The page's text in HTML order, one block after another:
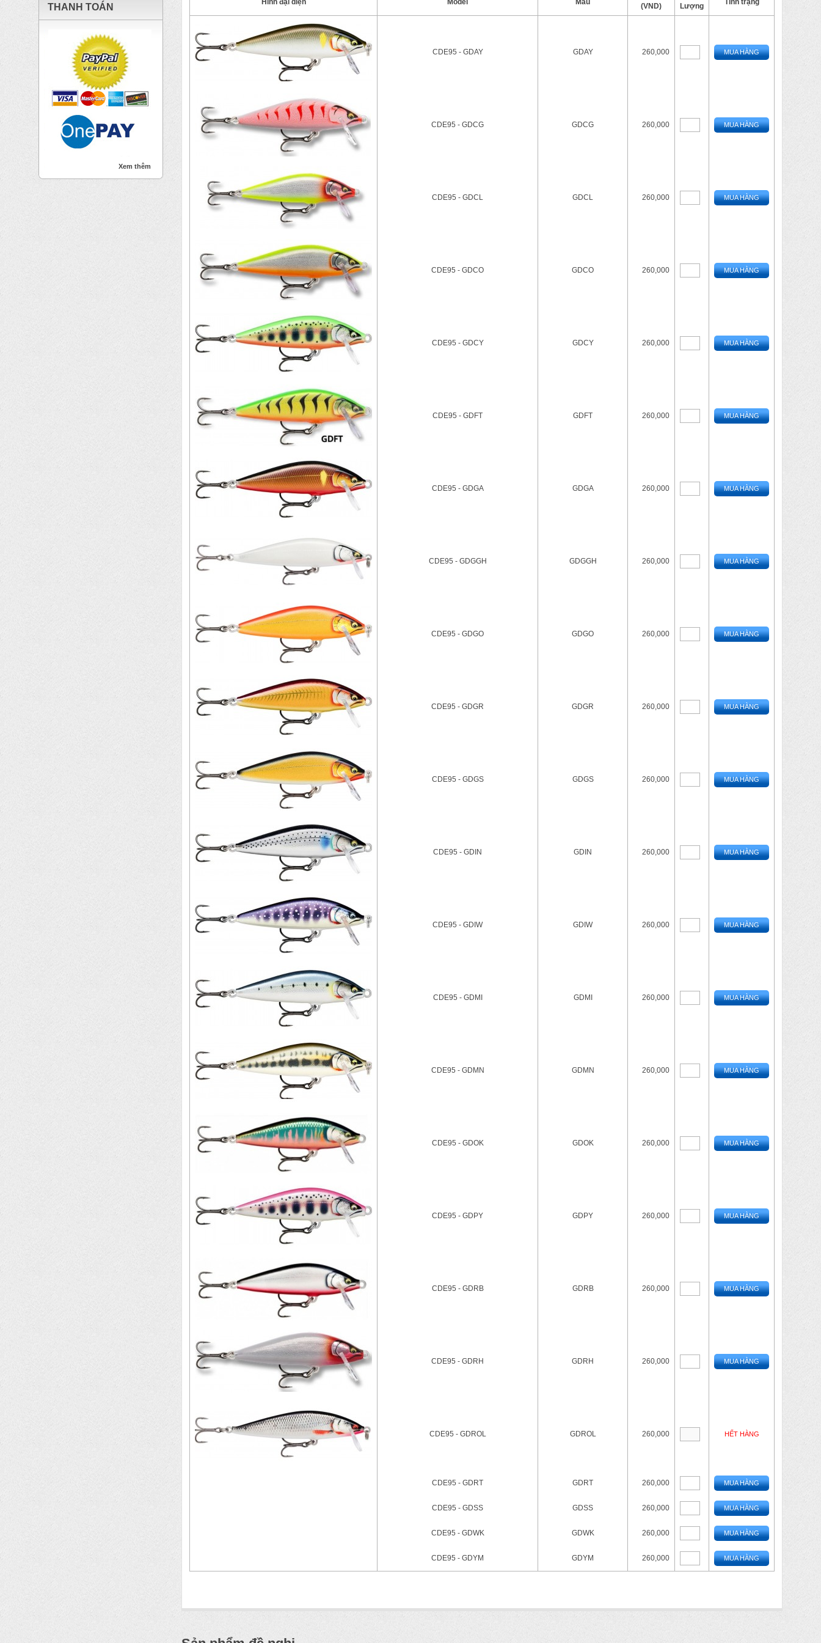
THANH TOÁN
Xem thêm
Hình đại diện Model Màu
(VND)
Lượng
Tình trạng
CDE95 - GDAY GDAY 260,000 MUA HÀNG
CDE95 - GDCG GDCG 260,000 MUA HÀNG
CDE95 - GDCL GDCL 260,000 MUA HÀNG
CDE95 - GDCO GDCO 260,000 MUA HÀNG
CDE95 - GDCY GDCY 260,000 MUA HÀNG
CDE95 - GDFT GDFT 260,000 MUA HÀNG
CDE95 - GDGA GDGA 260,000 MUA HÀNG
CDE95 - GDGGH GDGGH 260,000 MUA HÀNG
CDE95 - GDGO GDGO 260,000 MUA HÀNG
CDE95 - GDGR GDGR 260,000 MUA HÀNG
CDE95 - GDGS GDGS 260,000 MUA HÀNG
CDE95 - GDIN GDIN 260,000 MUA HÀNG
CDE95 - GDIW GDIW 260,000 MUA HÀNG
CDE95 - GDMI GDMI 260,000 MUA HÀNG
CDE95 - GDMN GDMN 260,000 MUA HÀNG
CDE95 - GDOK GDOK 260,000 MUA HÀNG
CDE95 - GDPY GDPY 260,000 MUA HÀNG
CDE95 - GDRB GDRB 260,000 MUA HÀNG
CDE95 - GDRH GDRH 260,000 MUA HÀNG
CDE95 - GDROL GDROL 260,000 HẾT HÀNG
CDE95 - GDRT GDRT 260,000 MUA HÀNG
CDE95 - GDSS GDSS 260,000 MUA HÀNG
CDE95 - GDWK GDWK 260,000 MUA HÀNG
CDE95 - GDYM GDYM 260,000 MUA HÀNG